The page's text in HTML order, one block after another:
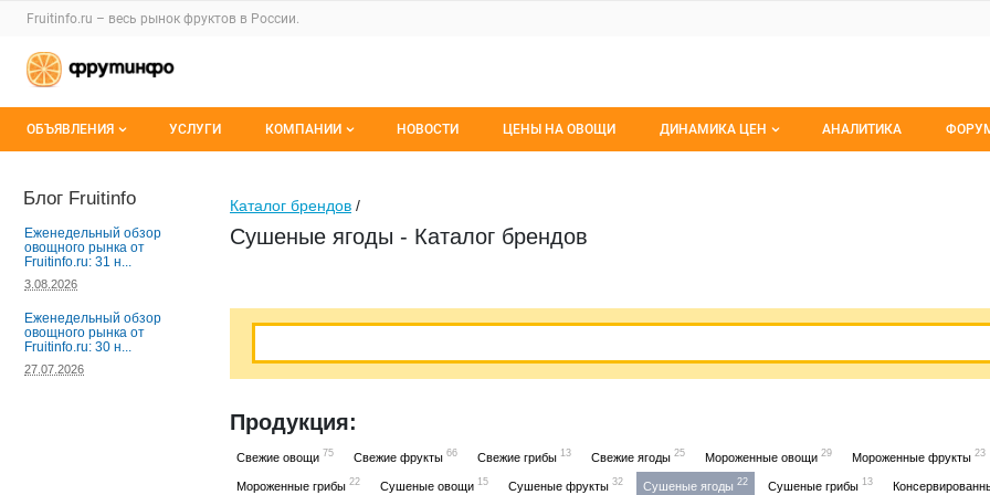
Раздел навигации по сайту fruitinfo.ru
Fruitinfo.ru – весь рынок фруктов в России.
Авторизация и меню пользователя
Навигация по разделам сайта fruitinfo.ru
ОБЪЯВЛЕНИЯ
Мои объявления
УСЛУГИ КОМПАНИИ
О каталоге компаний
НОВОСТИ ЦЕНЫ НА ОВОЩИ ДИНАМИКА ЦЕН АНАЛИТИКА
Каталог брендов /
Сушеные ягоды - Каталог брендов
Продукция:
Свежие овощи 75 Свежие фрукты 66 Свежие грибы 13 Свежие ягоды 25 Мороженные овощи 29 Мороженные фрукты 23
Мороженные грибы 22 Сушеные овощи 15 Сушеные фрукты 32 Сушеные ягоды 22 Сушеные грибы 13
Блог Fruitinfo
Еженедельный обзор
овощного рынка от
Fruitinfo.ru: 31 н...
3.08.2026
Еженедельный обзор
овощного рынка от
Fruitinfo.ru: 30 н...
27.07.2026